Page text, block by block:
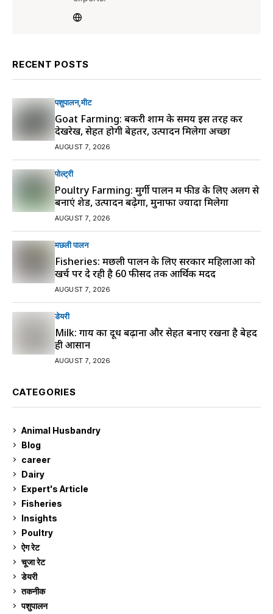
RECENT POSTS
पशुपालन मीट
Goat Farming: बकरी शाम के समय इस तरह करें
देखरेख, सेहत होगी बेहतर, उत्पादन मिलेगा अच्छा
AUGUST 7, 2026
पोल्ट्री
Poultry Farming: मुर्गी पालन में फीड के लिए अलग से
बनाएं शेड, उत्पादन बढ़ेगा, मुनाफा ज्यादा मिलेगा
AUGUST 7, 2026
मछली पालन
Fisheries: मछली पालन के लिए सरकार महिलाओं को
खर्च पर दे रही है 60 फीसद तक आर्थिक मदद
AUGUST 7, 2026
डेयरी
Milk: गाय का दूध बढ़ाना और सेहत बनाए रखना है बेहद
ही आसान
AUGUST 7, 2026
CATEGORIES
Animal Husbandry
Blog
career
Dairy
Expert's Article
Fisheries
Insights
Poultry
ऐग रेट
चूजा रेट
डेयरी
तकनीक
पशुपालन